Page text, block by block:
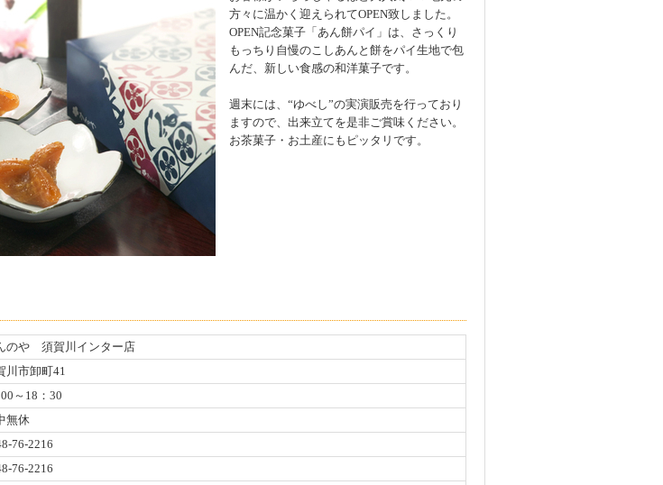
方々に温かく迎えられてOPEN致しました。
OPEN記念菓子「あん餅パイ」は、さっくり
もっちり自慢のこしあんと餅をパイ生地で包
んだ、新しい食感の和洋菓子です。
週末には、“ゆべし”の実演販売を行っており
ますので、出来立てを是非ご賞味ください。
お茶菓子・お土産にもピッタリです。
のや 須賀川インター店
川市卸町41
～18：30
無休
76-2216
76-2216